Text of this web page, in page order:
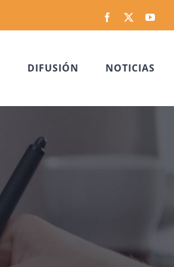
Facebook
Twitter
DIFUSIÓN NOTICIAS